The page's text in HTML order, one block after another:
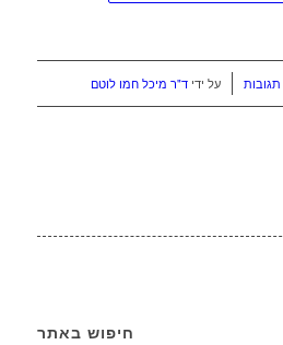
על ידי ד"ר מיכל חמו לוטם
חיפוש באתר